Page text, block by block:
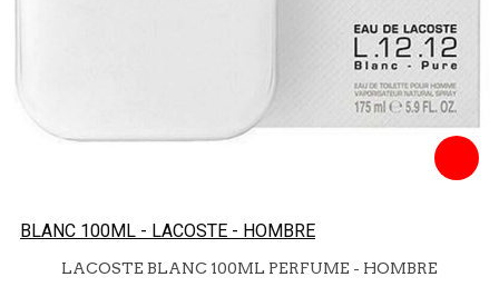
BLANC 100ML - LACOSTE - HOMBRE
LACOSTE BLANC 100ML PERFUME - HOMBRE